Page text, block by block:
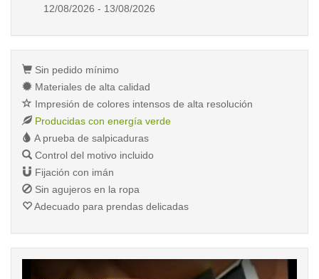
12/08/2026 - 13/08/2026
Sin pedido mínimo
Materiales de alta calidad
Impresión de colores intensos de alta resolución
Producidas con energía verde
A prueba de salpicaduras
Control del motivo incluido
Fijación con imán
Sin agujeros en la ropa
Adecuado para prendas delicadas